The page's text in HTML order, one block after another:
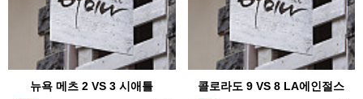
뉴욕 메츠 2 VS 3 시애틀 콜로라도 9 VS 8 LA에인절스